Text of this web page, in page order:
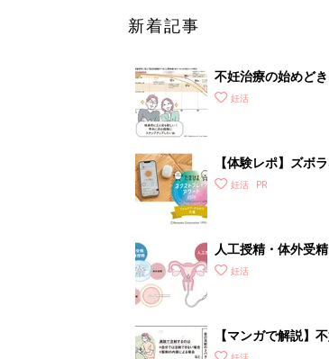
新着記事
不妊治療の始めど
妊活
【体験レポ】ズボ
妊活
人工授精・体外受
妊活
【マンガで解説】
診ガイドSTEP3